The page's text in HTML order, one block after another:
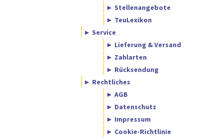
► Stellenangebote
► TeuLexikon
► Service
► Lieferung & Versand
► Zahlarten
► Rücksendung
► Rechtliches
► AGB
► Datenschutz
► Impressum
► Cookie-Richtlinie